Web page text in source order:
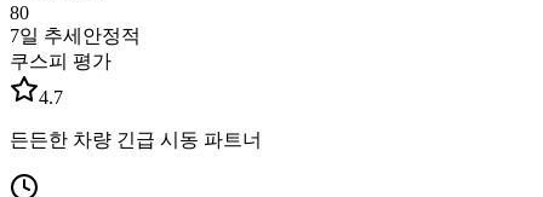
80
7일 추세 안정적
쿠스피 평가
4.7
든든한 차량 긴급 시동 파트너